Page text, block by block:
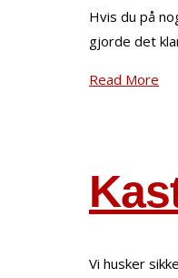
Hvis du på
gjorde det
Read More
Vi husker